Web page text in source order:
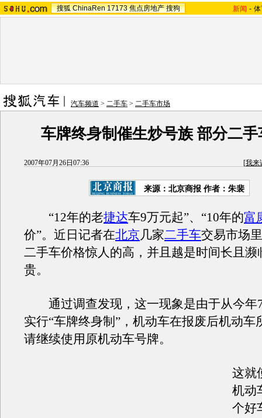
搜狐 ChinaRen 17173 焦点房地产 搜狗 新闻 -
汽车频道 > 二手车 > 二手车市场
车牌终身制催生炒号族 部分二
2007年07月26日07:36 [我来
来源：北京商报 作者：朱裴
“12年的老捷达车9万元起”、“10年的富
价”。近日记者在北京几家二手车交易市场
二手车价格惊人的高，并且越是时间长且濒
贵。
通过调查发现，这一现象是由于从今年
实行“车牌终身制”，机动车在报废后机动车
请继续使用原机动车号牌。
这就
机动
个好